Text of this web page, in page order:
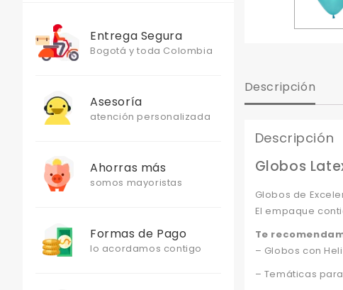
Descripción
Descripción
Globos
Globos de
El empaque
Te
– Globos con
– Temáticas
Entrega Segura
Bogotá y toda Colombia
Asesoría
atención personalizada
Ahorras más
somos mayoristas
Formas de Pago
lo acordamos contigo